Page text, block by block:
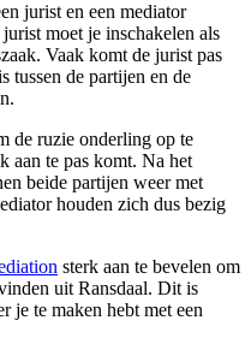
jurist en een mediator
moet je inschakelen als
Vaak komt de jurist pas
tussen de partijen en de
de ruzie onderling op te
aan te pas komt. Na het
beide partijen weer met
houden zich dus bezig
sterk aan te bevelen om
uit Ransdaal. Dit is
je te maken hebt met een